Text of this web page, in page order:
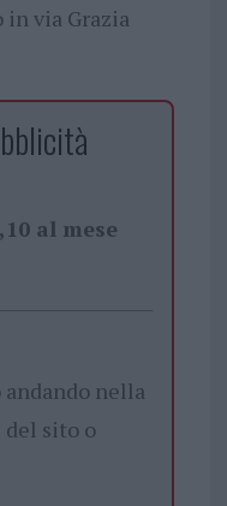
via Grazia
al mese
nella
sito o